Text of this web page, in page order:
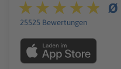
Ø
25525 Bewertungen